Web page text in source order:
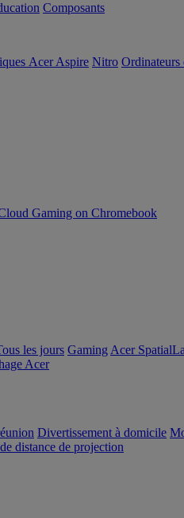
Composants
Acer Aspire Nitro Ordinateurs
Gaming on Chromebook
les jours Gaming Acer
Acer
Divertissement à domicile
distance de projection